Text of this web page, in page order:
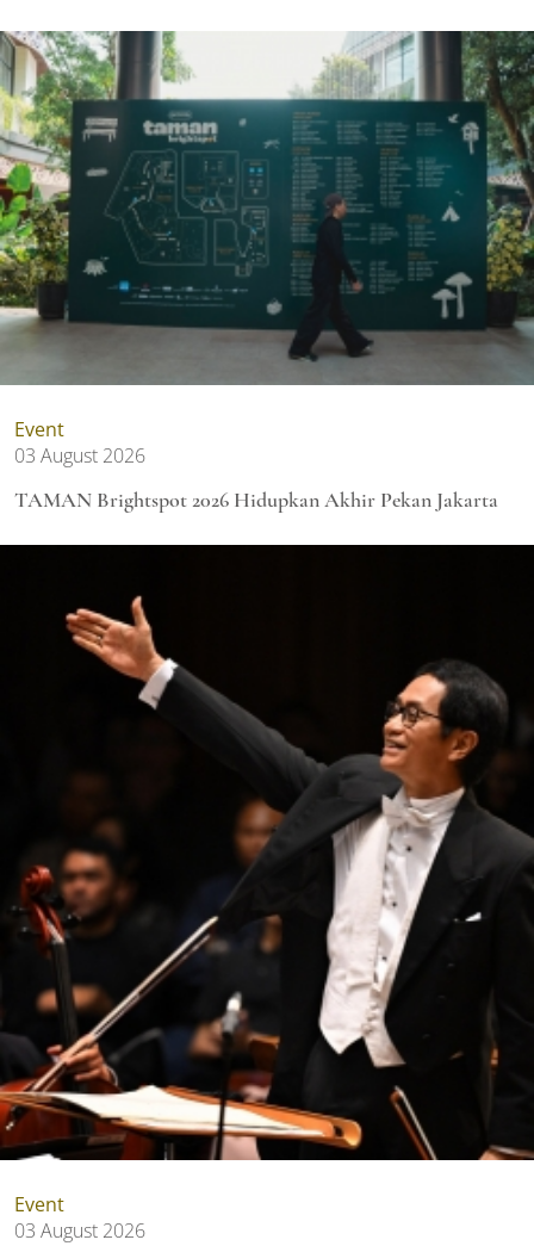
Event
03 August 2026
TAMAN Brightspot 2026 Hidupkan Akhir Pekan Jakarta
Event
03 August 2026